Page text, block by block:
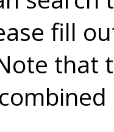
fill
that
combined